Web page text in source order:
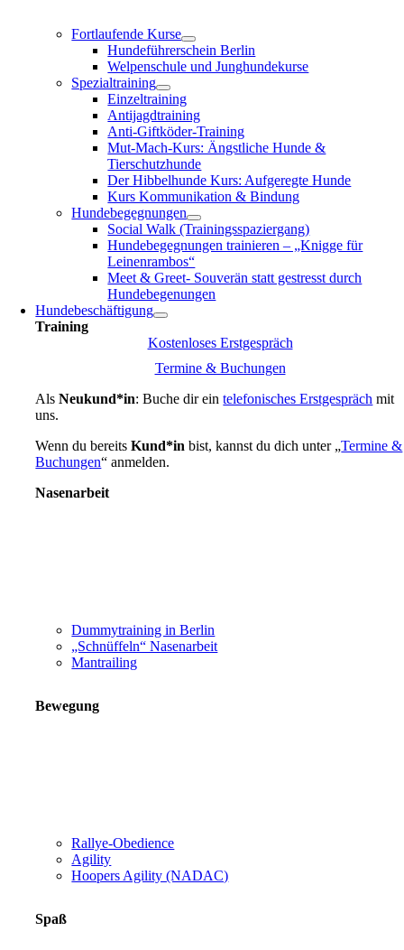
Fortlaufende Kurse
Hundeführerschein Berlin
Welpenschule und Junghundekurse
Spezialtraining
Einzeltraining
Antijagdtraining
Anti-Giftköder-Training
Mut-Mach-Kurs: Ängstliche Hunde &
Tierschutzhunde
Der Hibbelhunde Kurs: Aufgeregte Hunde
Kurs Kommunikation & Bindung
Hundebegegnungen
Social Walk (Trainingsspaziergang)
Hundebegegnungen trainieren – „Knigge für
Leinenrambos“
Meet & Greet- Souverän statt gestresst durch
Hundebegenungen
Hundebeschäftigung
Training
Kostenloses Erstgespräch
Termine & Buchungen
AlsNeukund*in: Buche dir eintelefonisches Erstgespräch mit
uns.
Wenn du bereitsKund*in bist, kannst du dich unter „Termine &
Buchungen“ anmelden.
Nasenarbeit
Dummytraining in Berlin
„Schnüffeln“ Nasenarbeit
Mantrailing
Bewegung
Rallye-Obedience
Agility
Hoopers Agility (NADAC)
Spaß